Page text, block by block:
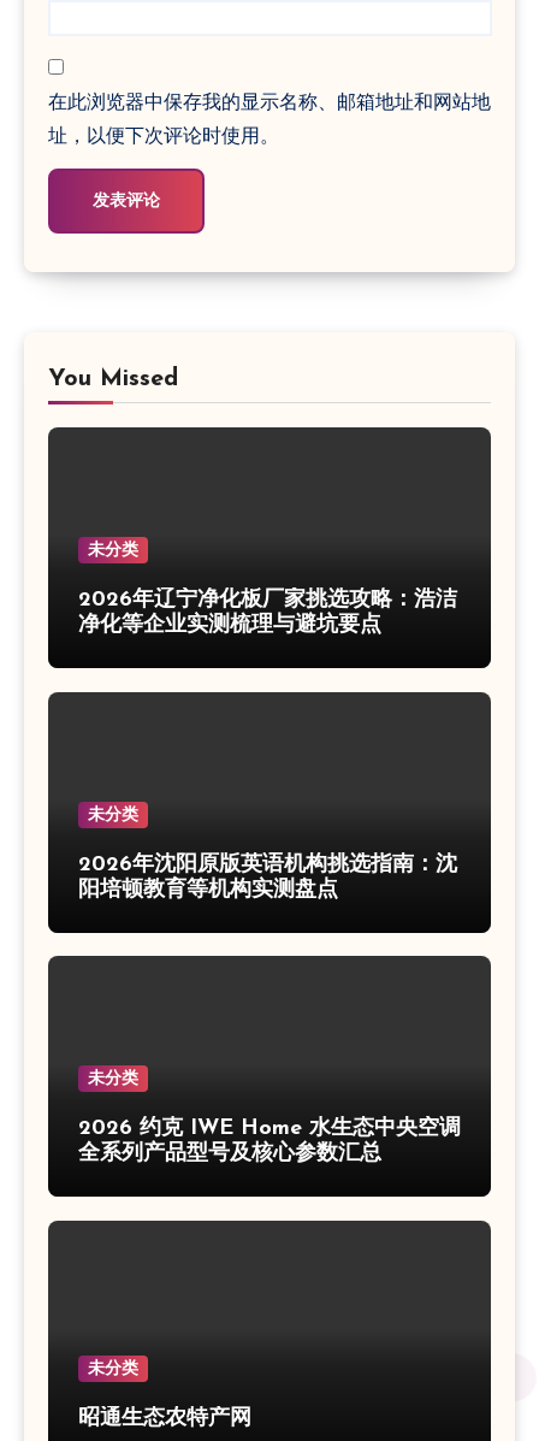
在此浏览器中保存我的显示名称、邮箱地址和网站地
址，以便下次评论时使用。
You Missed
未分类
2026年辽宁净化板厂家挑选攻略：浩洁
净化等企业实测梳理与避坑要点
未分类
2026年沈阳原版英语机构挑选指南：沈
阳培顿教育等机构实测盘点
未分类
2026 约克 IWE Home 水生态中央空调
全系列产品型号及核心参数汇总
未分类
昭通生态农特产网